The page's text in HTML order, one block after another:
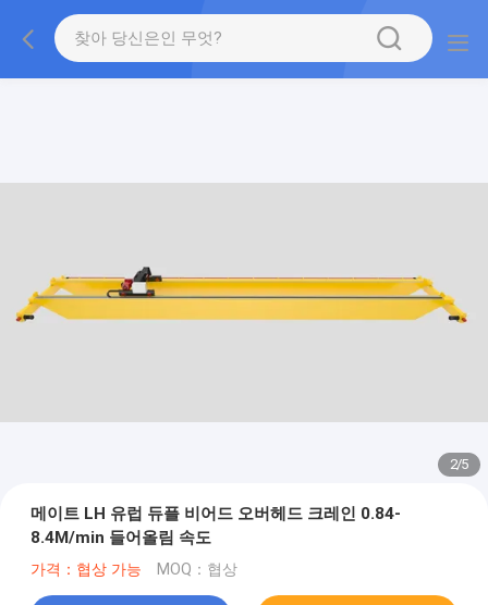
gtag('config', 'G-QWE9HWC3PF', {cookie_flags:
"SameSite=None;Secure"});
2/5
메이트 LH 유럽 듀플 비어드 오버헤드 크레인 0.84-
8.4M/min 들어올림 속도
가격：협상 가능 MOQ：협상